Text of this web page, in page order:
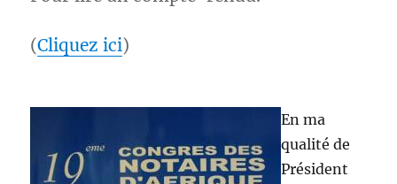
(Cliquez ici)
En ma
qualité de
Président